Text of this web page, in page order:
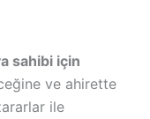
sahibi için
ve ahirette
ile